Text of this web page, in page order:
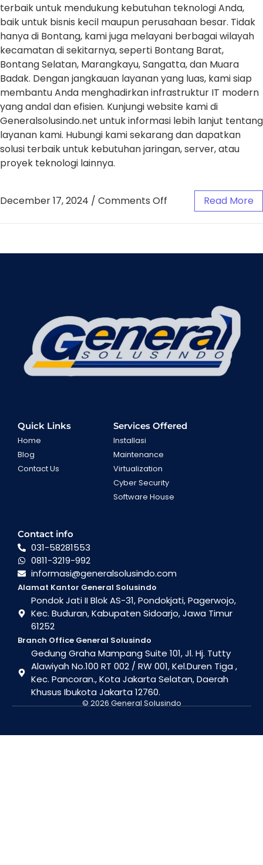
terbaik untuk mendukung kebutuhan teknologi Anda,
baik untuk bisnis kecil maupun perusahaan besar. Tidak
hanya di Bontang, kami juga melayani berbagai wilayah
kecamatan di sekitarnya, seperti Bontang Barat,
Bontang Selatan, Marangkayu, Sangatta, dan Muara
Badak. Dengan jangkauan layanan yang luas, kami siap
membantu Anda menghadirkan infrastruktur IT modern
yang andal dan efisien. Kunjungi website kami di
Generalsolusindo.net untuk informasi lebih lanjut tentang
layanan kami. Hubungi kami sekarang dan dapatkan
solusi terbaik untuk kebutuhan jaringan, server, atau
proyek teknologi lainnya.
December 17, 2024 / Comments Off Read More
Quick Links
Home
Blog
Contact Us
Services Offered
Installasi
Maintenance
Virtualization
Cyber Security
Software House
Contact info
031-58281553
0811-3219-992
informasi@generalsolusindo.com
Alamat Kantor General Solusindo
Pondok Jati II Blok AS-31, Pondokjati, Pagerwojo,
Kec. Buduran, Kabupaten Sidoarjo, Jawa Timur
61252
Branch Office General Solusindo
Gedung Graha Mampang Suite 101, Jl. Hj. Tutty
Alawiyah No.100 RT 002 / RW 001, Kel.Duren Tiga ,
Kec. Pancoran., Kota Jakarta Selatan, Daerah
Khusus Ibukota Jakarta 12760.
© 2026 General Solusindo